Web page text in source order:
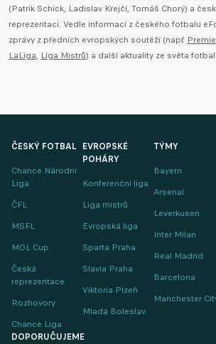
(Patrik Schick, Ladislav Krejčí, Tomáš Chorý) a
reprezentaci. Vedle informací z českého fotbalu
zprávy z předních evropských soutěží (např.
LaLiga, Liga Mistrů) a další aktuality ze světa
ČESKÝ FOTBAL
Chance Národní
Liga
ČFL
MSFL
MOL Cup
Česká
reprezentace
Rozhovory
Chance Liga
EVROPSKÉ
POHÁRY
Konferenční liga
Liga mistrů
Evropská liga
Sparta Praha
Slavia Praha
Viktoria Plzeň
Mladá Boleslav
TÝMY
Bayern
Arsenal
Leverkusen
Inter Milan
Real Madrid
Barcelona
Manchester
DOPORUČUJEME